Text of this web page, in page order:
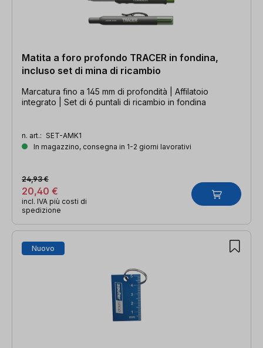
Matita a foro profondo TRACER in fondina,
incluso set di mina di ricambio
Marcatura fino a 145 mm di profondità | Affilatoio
integrato | Set di 6 puntali di ricambio in fondina
n. art.: SET-AMK1
In magazzino, consegna in 1-2 giorni lavorativi
20,40 €
24,93 €
incl. IVA più costi di
spedizione
Nuovo